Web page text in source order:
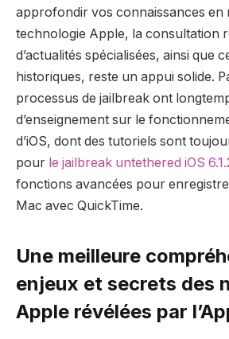
approfondir vos connaissances en
technologie Apple, la consultation
d’actualités spécialisées, ainsi que
historiques, reste un appui solide.
processus de jailbreak ont
d’enseignement sur le
d’iOS, dont des tutoriels sont
pour le jailbreak untethered iOS
fonctions avancées pour
Mac avec QuickTime.
Une meilleure
enjeux et secrets des
Apple révélées par